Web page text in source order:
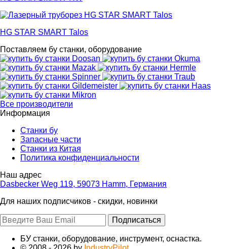
HG STAR SMART Talos
Поставляем бу станки, оборудование
Все производители
Информация
Станки бу
Запасные части
Станки из Китая
Политика конфиденциальности
Наш адрес
Dasbecker Weg 119, 59073 Hamm, Германия
Для наших подписчиков - скидки, новинки
Подписаться
БУ станки, оборудование, инструмент, оснастка.